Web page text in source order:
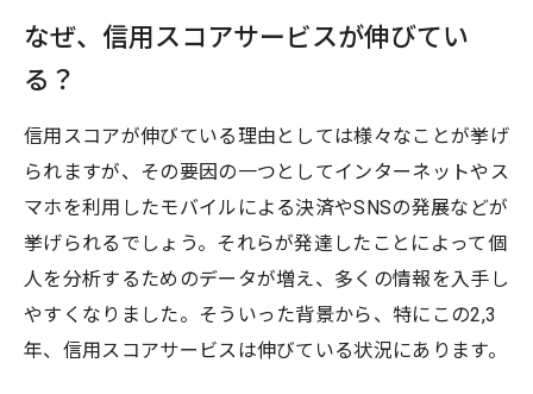
なぜ、信用スコアサービスが伸びてい
る？
信用スコアが伸びている理由としては様々なことが挙げ
られますが、その要因の一つとしてインターネットやス
マホを利用したモバイルによる決済やSNSの発展などが
挙げられるでしょう。それらが発達したことによって個
人を分析するためのデータが増え、多くの情報を入手し
やすくなりました。そういった背景から、特にこの2,3
年、信用スコアサービスは伸びている状況にあります。